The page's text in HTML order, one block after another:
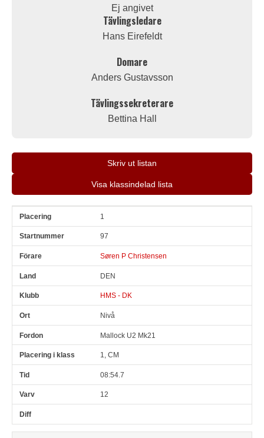
Ej angivet
Tävlingsledare
Hans Eirefeldt
Domare
Anders Gustavsson
Tävlingssekreterare
Bettina Hall
Skriv ut listan
Visa klassindelad lista
Pl Snr 1
97
Søren P Christensen
DEN
HMS - DK
Nivå
Mallock U2 Mk21
1, CM
08:54.7
12